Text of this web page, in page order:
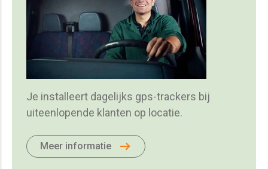
Je installeert dagelijks gps-trackers bij
uiteenlopende klanten op locatie.
Meer informatie